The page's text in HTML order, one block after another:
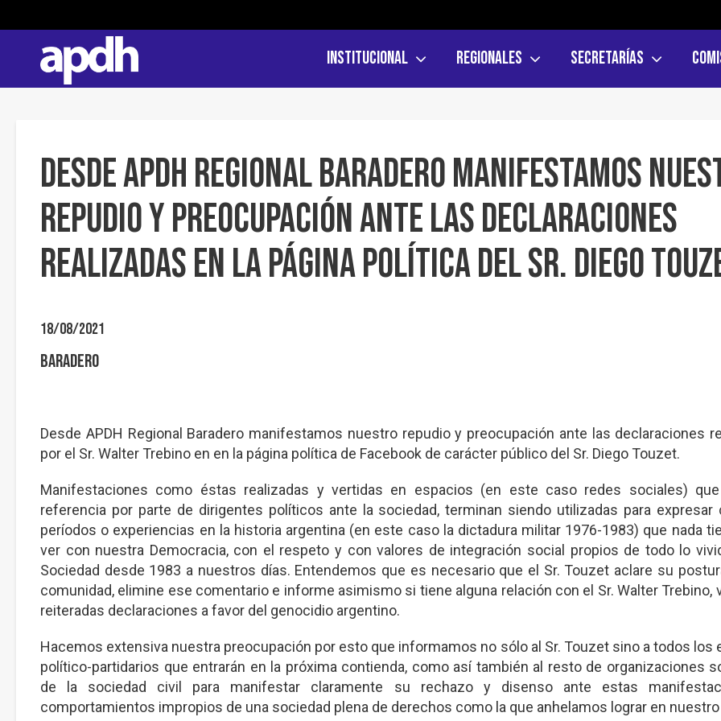
Institucional Regionales Secretarías
Desde APDH Regional Baradero manifestamos
repudio y preocupación ante las declaraciones
realizadas en la página política del Sr. Diego
18/08/2021
Baradero
Desde APDH Regional Baradero manifestamos nuestro repudio y preocupación ante las declaraciones
por el Sr. Walter Trebino en en la página política de Facebook de carácter público del Sr. Diego Touzet.
Manifestaciones como éstas realizadas y vertidas en espacios (en este caso redes sociales)
referencia por parte de dirigentes políticos ante la sociedad, terminan siendo utilizadas para expresar
períodos o experiencias en la historia argentina (en este caso la dictadura militar 1976-1983) que nada
ver con nuestra Democracia, con el respeto y con valores de integración social propios de todo lo
Sociedad desde 1983 a nuestros días. Entendemos que es necesario que el Sr. Touzet aclare su
comunidad, elimine ese comentario e informe asimismo si tiene alguna relación con el Sr. Walter Trebino,
reiteradas declaraciones a favor del genocidio argentino.
Hacemos extensiva nuestra preocupación por esto que informamos no sólo al Sr. Touzet sino a todos los
político-partidarios que entrarán en la próxima contienda, como así también al resto de organizaciones
de la sociedad civil para manifestar claramente su rechazo y disenso ante estas
comportamientos impropios de una sociedad plena de derechos como la que anhelamos lograr en nuestro